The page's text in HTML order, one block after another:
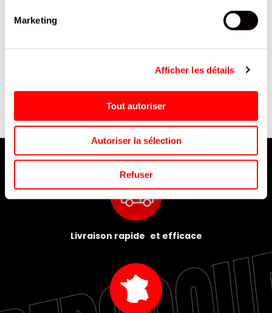
Marketing
Afficher les détails
Tout autoriser
Autoriser la sélection
Refuser
SAC CABAS PP COUPE
MONSTER REHAB TEA
Livraison rapide et efficace